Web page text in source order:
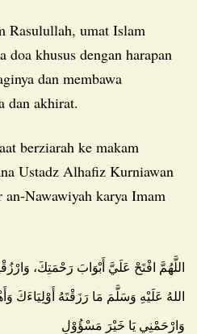
khusus dengan harapan
dan membawa
dan akhirat.
Ustadz Alhafiz Kurniawan
Nawawiyah karya Imam
اللَّهُمَّ افْتَحْ عَلَيَّ أَبْوَابَ رَحْمَتِكَ، وَارْزُقْنِي فِي زِيَارَةِ قَبْرِ نَبِيِّكَ صَلَّى
اللهُ عَلَيْهِ وَسَلَّمَ مَا رَزَقْتَهُ أَوْلِيَاءَكَ
وَارْحَمْنِي يَا خَيْرَ مَسْؤُوْلٍ